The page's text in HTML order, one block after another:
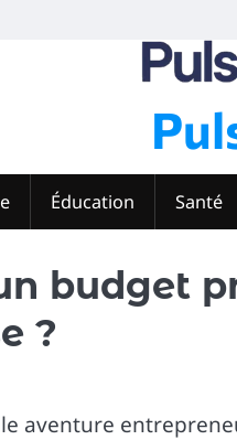
Éducation Santé
budget
?
aventure